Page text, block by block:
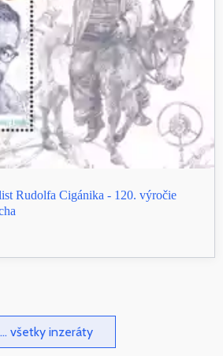
Rudolfa Cigánika - 120. výročie
... všetky inzeráty